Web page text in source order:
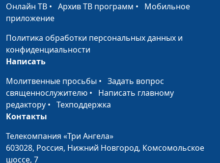
Да приидет Царствие
Твое
Виталий Олийник,
наук
Да святится имя Твоё
наук
Отче наш, сущий на
небесах
Природа молитвы
Господней
Виталий Олийник,
кандидат богословских
Онлайн ТВ • Архив ТВ программ • Мобильное
приложение
Политика обработки персональных данных и
конфиденциальности
Написать
Молитвенные просьбы • Задать вопрос
священнослужителю • Написать главному
редактору • Техподдержка
Контакты
Телекомпания «Три Ангела»
603028, Россия, Нижний Новгород, Комсомольское
шоссе, 7